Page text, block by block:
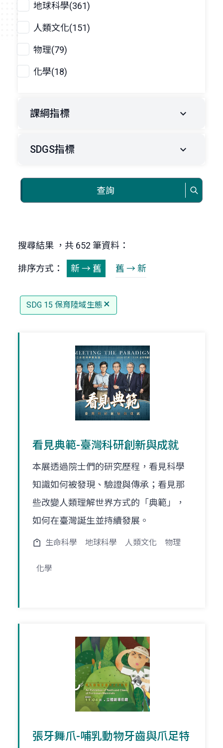
地球科學(361)
人類文化(151)
物理(79)
化學(18)
課綱指標
SDGS指標
查詢
搜尋結果 ，共 652 筆資料：
排序方式： 新 → 舊 舊 → 新
SDG 15 保育陸域生態
看見典範-臺灣科研創新與成就
本展透過院士們的研究歷程，看見科學
知識如何被發現、驗證與傳承；看見那
些改變人類理解世界方式的「典範」，
如何在臺灣誕生並持續發展。
生命科學 地球科學 人類文化 物理
化學
張牙舞爪-哺乳動物牙齒與爪足特